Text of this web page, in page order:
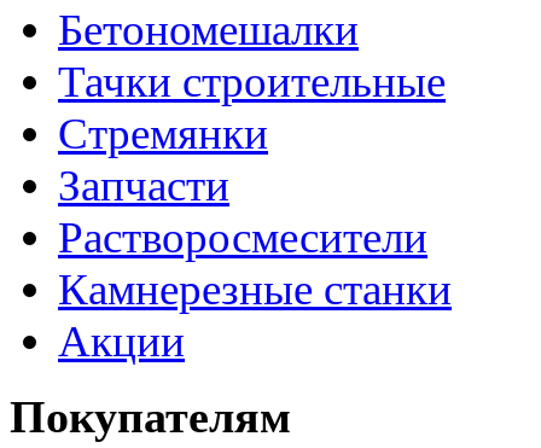
Бетономешалки
Тачки строительные
Стремянки
Запчасти
Растворосмесители
Камнерезные станки
Акции
Покупателям